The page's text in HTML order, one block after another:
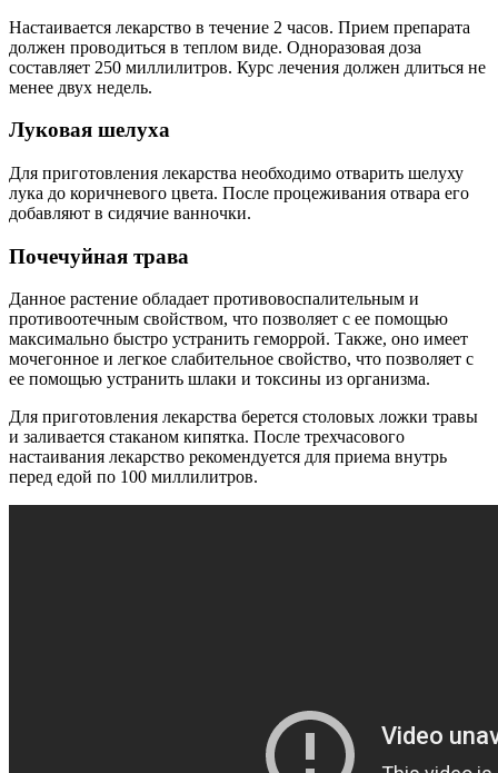
Настаивается лекарство в течение 2 часов. Прием препарата
должен проводиться в теплом виде. Одноразовая доза
составляет 250 миллилитров. Курс лечения должен длиться не
менее двух недель.
Луковая шелуха
Для приготовления лекарства необходимо отварить шелуху
лука до коричневого цвета. После процеживания отвара его
добавляют в сидячие ванночки.
Почечуйная трава
Данное растение обладает противовоспалительным и
противоотечным свойством, что позволяет с ее помощью
максимально быстро устранить геморрой. Также, оно имеет
мочегонное и легкое слабительное свойство, что позволяет с
ее помощью устранить шлаки и токсины из организма.
Для приготовления лекарства берется столовых ложки травы
и заливается стаканом кипятка. После трехчасового
настаивания лекарство рекомендуется для приема внутрь
перед едой по 100 миллилитров.